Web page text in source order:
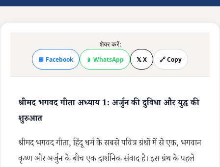
शेयर करें:
📘 Facebook 📱 WhatsApp 𝕏 X 🔗 Copy
श्रीमद भगवद गीता अध्याय 1: अर्जुन की दुविधा और युद्ध की
शुरुआत
श्रीमद भगवद गीता, हिंदू धर्म के सबसे पवित्र ग्रंथों में से एक, भगवान
कृष्ण और अर्जुन के बीच एक दार्शनिक संवाद है। इस ग्रंथ के पहले